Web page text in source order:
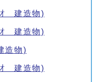
建造物)
建造物)
造物)
建造物)